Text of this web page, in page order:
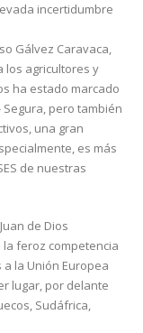
incertidumbre
Gálvez Caravaca,
los agricultores y
ha estado marcado
pero también
una gran
es más
de nuestras
de Dios
feroz competencia
la Unión Europea
lugar, por delante
Sudáfrica,